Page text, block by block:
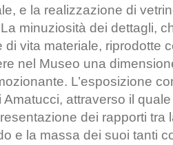
e la realizzazione di
minuziosità dei dettagli,
di vita materiale, riprodotte
nel Museo una
L’esposizione
Amatucci, attraverso il
dei rapporti tra
e la massa dei suoi tanti